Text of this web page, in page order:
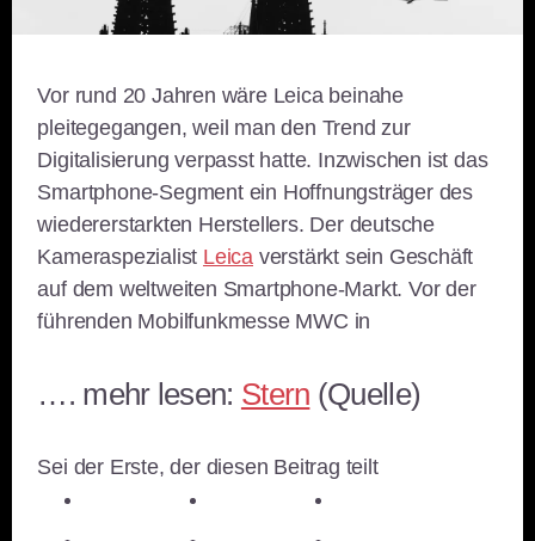
Vor rund 20 Jahren wäre Leica beinahe
pleitegegangen, weil man den Trend zur
Digitalisierung verpasst hatte. Inzwischen ist das
Smartphone-Segment ein Hoffnungsträger des
wiedererstarkten Herstellers. Der deutsche
Kameraspezialist Leica verstärkt sein Geschäft
auf dem weltweiten Smartphone-Markt. Vor der
führenden Mobilfunkmesse MWC in
…. mehr lesen: Stern (Quelle)
Sei der Erste, der diesen Beitrag teilt